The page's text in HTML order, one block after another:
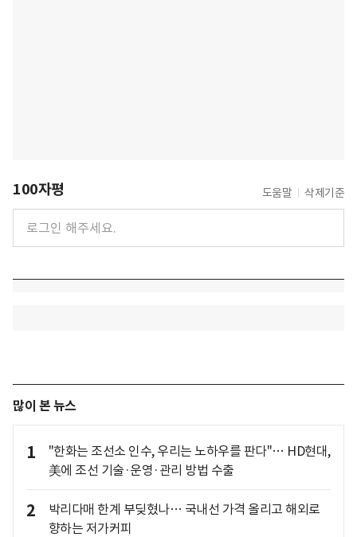
100자평 도움말 삭제기준
많이 본 뉴스
1
"한화는 조선소 인수, 우리는 노하우를 판다"… HD현대,
美에 조선 기술·운영·관리 방법 수출
2
박리다매 한계 부딪혔나… 국내선 가격 올리고 해외로
향하는 저가커피